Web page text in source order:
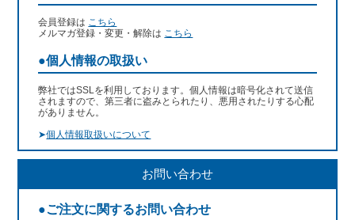
会員登録は こちら
メルマガ登録・変更・解除は こちら
●個人情報の取扱い
弊社ではSSLを利用しております。個人情報は暗号化されて送信
されますので、第三者に盗みとられたり、悪用されたりする心配
がありません。
➤個人情報取扱いについて
お問い合わせ
●ご注文に関するお問い合わせ